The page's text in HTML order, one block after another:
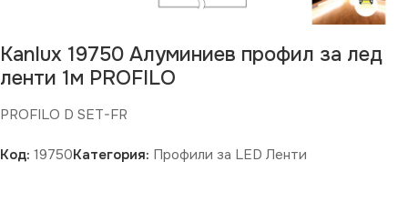
Kanlux 19750 Алуминиев профил за лед
ленти 1м PROFILO
PROFILO D SET-FR
Код: 19750Категория: Профили за LED Ленти